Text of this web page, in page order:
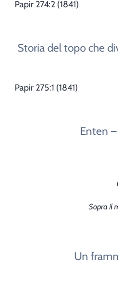
Papir 274:2 (1841)
Storia del topo che
Papir 275:1 (1841)
Enten
Sopra il
Un